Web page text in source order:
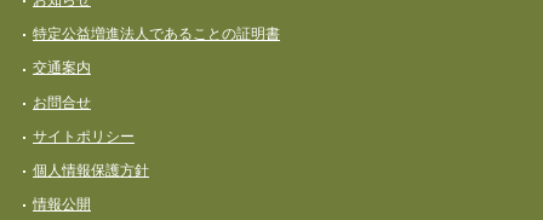
特定公益増進法人であることの証明書
交通案内
お問合せ
サイトポリシー
個人情報保護方針
情報公開